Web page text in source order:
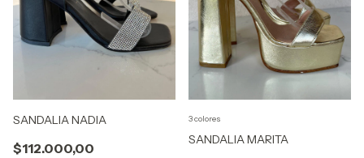
SANDALIA NADIA
$112.000,00
SANDALIA MARITA
3 colores